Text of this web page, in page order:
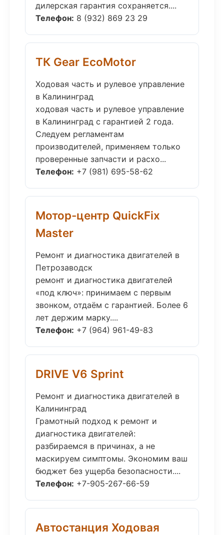
дилерская гарантия сохраняется....
Телефон: 8 (932) 869 23 29
ТК Gear EcoMotor
Ходовая часть и рулевое управление
в Калининград
ходовая часть и рулевое управление
в Калининград с гарантией 2 года.
Следуем регламентам
производителей, применяем только
проверенные запчасти и расхо...
Телефон: +7 (981) 695-58-62
Мотор-центр QuickFix
Master
Ремонт и диагностика двигателей в
Петрозаводск
ремонт и диагностика двигателей
«под ключ»: принимаем с первым
звонком, отдаём с гарантией. Более 6
лет держим марку....
Телефон: +7 (964) 961-49-83
DRIVE V6 Sprint
Ремонт и диагностика двигателей в
Калининград
Грамотный подход к ремонт и
диагностика двигателей:
разбираемся в причинах, а не
маскируем симптомы. Экономим ваш
бюджет без ущерба безопасности....
Телефон: +7-905-267-66-59
Автостанция Ходовая